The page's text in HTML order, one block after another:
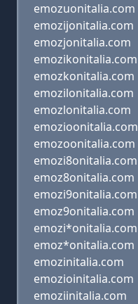
emozuonitalia.com
emozijonitalia.com
emozjonitalia.com
emozikonitalia.com
emozkonitalia.com
emozilonitalia.com
emozlonitalia.com
emozioonitalia.com
emozoonitalia.com
emozi8onitalia.com
emoz8onitalia.com
emozi9onitalia.com
emoz9onitalia.com
emozi*onitalia.com
emoz*onitalia.com
emozinitalia.com
emozioinitalia.com
emoziinitalia.com